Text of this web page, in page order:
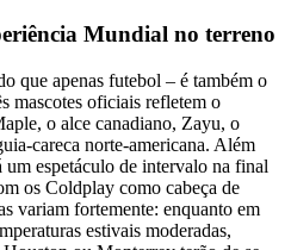
Mundial no terreno
que apenas futebol – é também o
mascotes oficiais refletem o
o alce canadiano, Zayu, o
careca norte-americana. Além
espetáculo de intervalo na final
os Coldplay como cabeça de
variam fortemente: enquanto em
estivais moderadas,